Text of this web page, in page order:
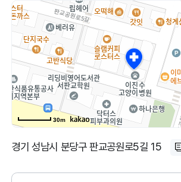
30m
경기 성남시 분당구 판교공원로5길 15